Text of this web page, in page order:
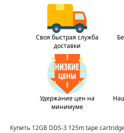
Своя быстрая служба
доставки
Удержание цен на
минимуме
Купить 12GB DDS-3 125m tape